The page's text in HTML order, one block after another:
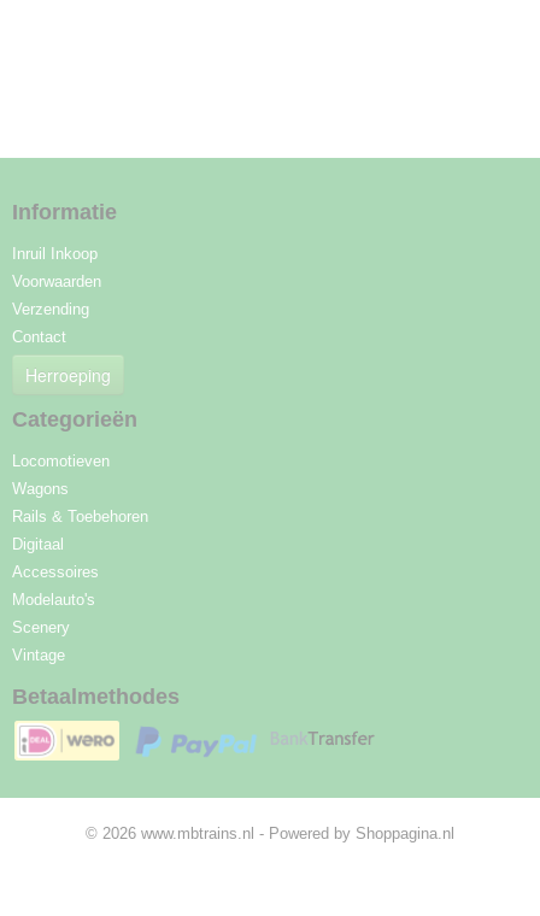
Informatie
Inruil Inkoop
Voorwaarden
Verzending
Contact
Herroeping
Categorieën
Locomotieven
Wagons
Rails & Toebehoren
Digitaal
Accessoires
Modelauto's
Scenery
Vintage
Betaalmethodes
© 2026 www.mbtrains.nl - Powered by Shoppagina.nl